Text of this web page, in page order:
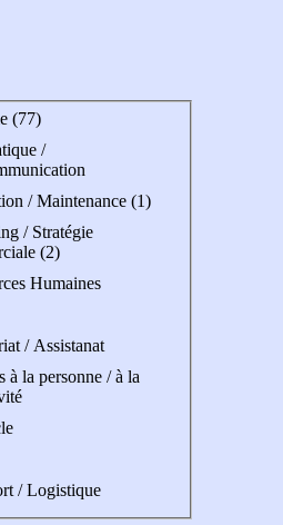
(77)
/
/ Maintenance (1)
/ Stratégie
(2)
Humaines
/ Assistanat
à la personne / à la
/ Logistique